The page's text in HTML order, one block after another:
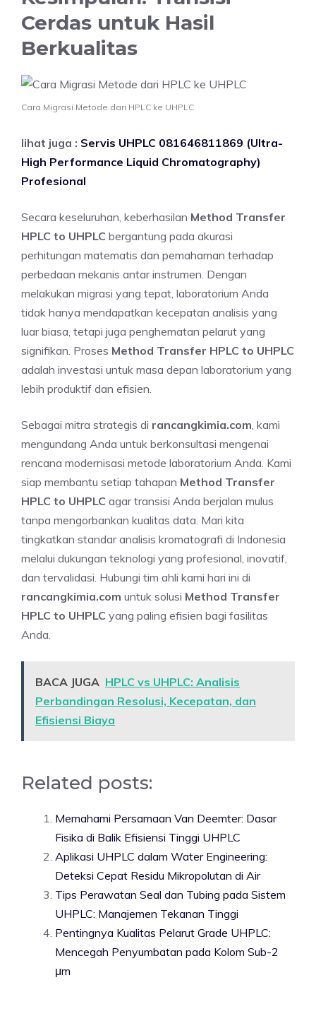
Cerdas untuk Hasil
Berkualitas
Cara Migrasi Metode dari HPLC ke UHPLC
lihat juga : Servis UHPLC 081646811869 (Ultra-
High Performance Liquid Chromatography)
Profesional
Secara keseluruhan, keberhasilan Method Transfer
HPLC to UHPLC bergantung pada akurasi
perhitungan matematis dan pemahaman terhadap
perbedaan mekanis antar instrumen. Dengan
melakukan migrasi yang tepat, laboratorium Anda
tidak hanya mendapatkan kecepatan analisis yang
luar biasa, tetapi juga penghematan pelarut yang
signifikan. Proses Method Transfer HPLC to UHPLC
adalah investasi untuk masa depan laboratorium yang
lebih produktif dan efisien.
Sebagai mitra strategis di rancangkimia.com , kami
mengundang Anda untuk berkonsultasi mengenai
rencana modernisasi metode laboratorium Anda. Kami
siap membantu setiap tahapan Method Transfer
HPLC to UHPLC agar transisi Anda berjalan mulus
tanpa mengorbankan kualitas data. Mari kita
tingkatkan standar analisis kromatografi di Indonesia
melalui dukungan teknologi yang profesional, inovatif,
dan tervalidasi. Hubungi tim ahli kami hari ini di
rancangkimia.com untuk solusi Method Transfer
HPLC to UHPLC yang paling efisien bagi fasilitas
Anda.
BACA JUGA HPLC vs UHPLC: Analisis
Perbandingan Resolusi, Kecepatan, dan
Efisiensi Biaya
Related posts:
Memahami Persamaan Van Deemter: Dasar
Fisika di Balik Efisiensi Tinggi UHPLC
Aplikasi UHPLC dalam Water Engineering:
Deteksi Cepat Residu Mikropolutan di Air
Tips Perawatan Seal dan Tubing pada Sistem
UHPLC: Manajemen Tekanan Tinggi
Pentingnya Kualitas Pelarut Grade UHPLC:
Mencegah Penyumbatan pada Kolom Sub-2
μm